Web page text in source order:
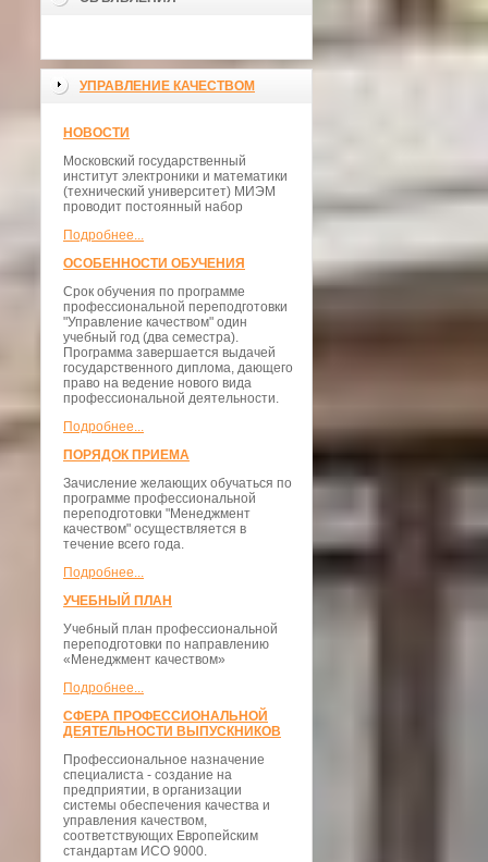
УПРАВЛЕНИЕ КАЧЕСТВОМ
НОВОСТИ
Московский государственный
институт электроники и математики
(технический университет) МИЭМ
проводит постоянный набор
Подробнее...
ОСОБЕННОСТИ ОБУЧЕНИЯ
Срок обучения по программе
профессиональной переподготовки
"Управление качеством" один
учебный год (два семестра).
Программа завершается выдачей
государственного диплома, дающего
право на ведение нового вида
профессиональной деятельности.
Подробнее...
ПОРЯДОК ПРИЕМА
Зачисление желающих обучаться по
программе профессиональной
переподготовки "Менеджмент
качеством" осуществляется в
течение всего года.
Подробнее...
УЧЕБНЫЙ ПЛАН
Учебный план профессиональной
переподготовки по направлению
«Менеджмент качеством»
Подробнее...
СФЕРА ПРОФЕССИОНАЛЬНОЙ
ДЕЯТЕЛЬНОСТИ ВЫПУСКНИКОВ
Профессиональное назначение
специалиста - создание на
предприятии, в организации
системы обеспечения качества и
управления качеством,
соответствующих Европейским
стандартам ИСО 9000.